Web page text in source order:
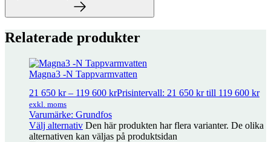
Fler produkter från Grundfos
exkl. moms
Grundfos Bulk Sensor Cable 1 142kr exkl. moms
Relaterade produkter
Magna3 -N Tappvarmvatten
21 650 kr – 119 600 krPrisintervall: 21 650 kr till 119 600 kr
exkl. moms
Varumärke: Grundfos
Välj alternativ Den här produkten har flera varianter. De olika
alternativen kan väljas på produktsidan